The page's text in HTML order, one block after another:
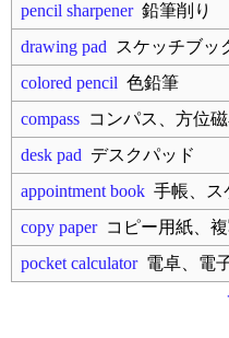
pencil sharpener鉛筆削り
drawing pad スケッチブッ
colored pencil 色鉛筆
compass コンパス、方位
desk pad デスクパッド
appointment book 手帳、ス
copy paperコピー用紙、
pocket calculator電卓、電